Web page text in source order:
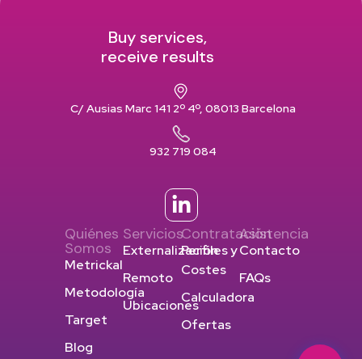
Buy services,
receive results
C/ Ausias Marc 141 2º 4º, 08013 Barcelona
932 719 084
Quiénes
Somos
Metrickal
Metodología
Target
Blog
Servicios
Externalización
Remoto
Ubicaciones
Contratación
Perfiles y
Costes
Calculadora
Ofertas
Asistencia
Contacto
FAQs